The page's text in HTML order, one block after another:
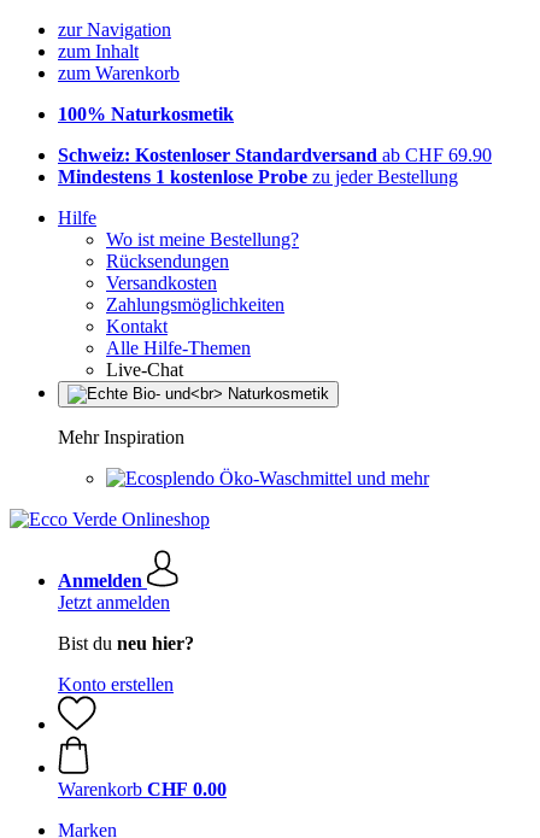
zur Navigation
zum Inhalt
zum Warenkorb
100% Naturkosmetik
Schweiz: Kostenloser Standardversand ab CHF 69.90
Mindestens 1 kostenlose Probe zu jeder Bestellung
Hilfe
Wo ist meine Bestellung?
Rücksendungen
Versandkosten
Zahlungsmöglichkeiten
Kontakt
Alle Hilfe-Themen
Live-Chat
Mehr Inspiration
Öko-Waschmittel und mehr
Anmelden
Jetzt anmelden
Bist du neu hier?
Konto erstellen
Warenkorb CHF 0.00
Marken